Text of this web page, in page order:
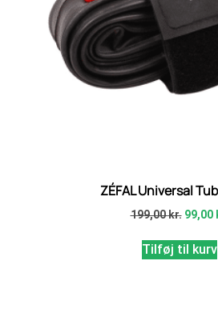
ZÉFAL Universal
199,00kr. 99,00
Tilføj til kurv